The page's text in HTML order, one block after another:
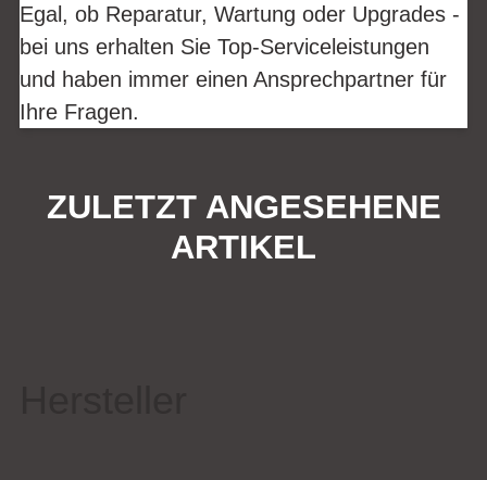
Egal, ob Reparatur, Wartung oder Upgrades -
bei uns erhalten Sie Top-Serviceleistungen
und haben immer einen Ansprechpartner für
Ihre Fragen.
ZULETZT ANGESEHENE
ARTIKEL